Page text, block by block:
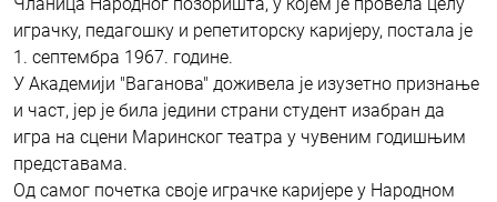
играчку, педагошку и репетиторску каријеру, постала је
1. септембра 1967. године.
У Академији "Ваганова" доживела је изузетно признање
и част, јер је била једини страни студент изабран да
игра на сцени Маринског театра у чувеним годишњим
представама.
Од самог почетка своје играчке каријере у Народном